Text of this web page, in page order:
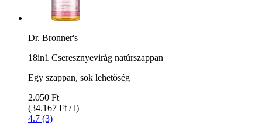
Dr. Bronner's
18in1 Cseresznyevirág natúrszappan
Egy szappan, sok lehetőség
2.050 Ft
(34.167 Ft / l)
4.7 (3)